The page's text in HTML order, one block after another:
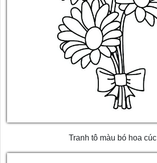
Tranh tô màu bó hoa cúc